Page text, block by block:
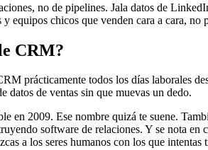
no de pipelines. Jala datos de
y equipos chicos que venden cara a cara, no
CRM?
prácticamente todos los días laborales
datos de ventas sin que muevas un dedo.
en 2009. Ese nombre quizá te suene.
software de relaciones. Y se nota
a los seres humanos con los que intentas